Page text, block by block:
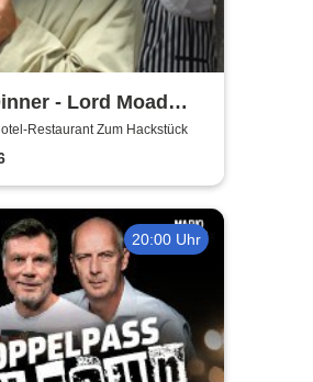
- Lord Moad
Restaurant Zum Hackstück
20:00 Uhr